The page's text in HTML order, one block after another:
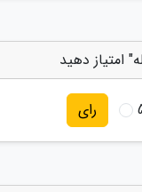
امتیاز دهید
رای